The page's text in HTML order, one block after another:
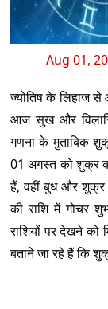
Aug 01,
ज्योतिष के लिहाज
आज सुख और
गणना के मुताबिक
01 अगस्त को शुक्र का
हैं, वहीं बुध और शुक्र
की राशि में गोचर
राशियों पर देखने
बताने जा रहे हैं कि